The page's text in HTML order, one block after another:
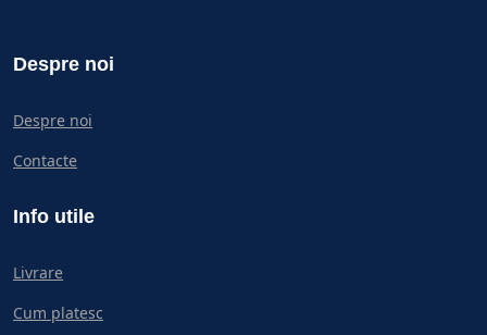
Despre noi
Despre noi
Contacte
Info utile
Livrare
Cum platesc